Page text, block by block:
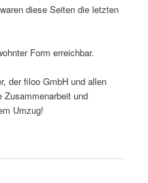
diese Seiten die letzten
Form erreichbar.
der filoo GmbH und allen
Zusammenarbeit und
Umzug!